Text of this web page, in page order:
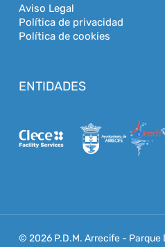
Aviso Legal
Política de privacidad
Política de cookies
ENTIDADES
© 2026 P.D.M. Arrecife - Parque